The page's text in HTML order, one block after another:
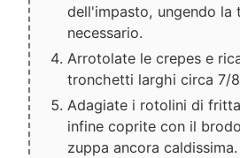
dell'impasto, ungendo la
necessario.
Arrotolate le crepes e
tronchetti larghi circa 7/
Adagiate i rotolini di
infine coprite con il
zuppa ancora caldissima.